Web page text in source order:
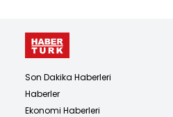
Son Dakika Haberleri
Haberler
Ekonomi Haberleri